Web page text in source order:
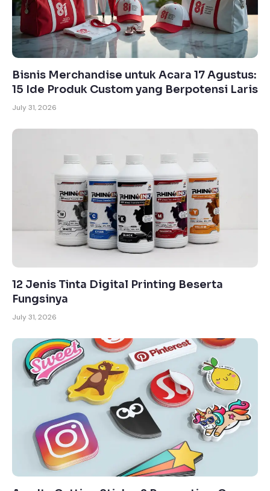
Bisnis Merchandise untuk Acara 17 Agustus:
15 Ide Produk Custom yang Berpotensi Laris
July 31, 2026
12 Jenis Tinta Digital Printing Beserta
Fungsinya
July 31, 2026